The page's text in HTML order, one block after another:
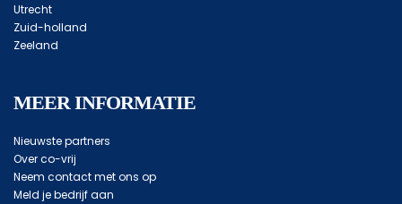
Utrecht
Zuid-holland
Zeeland
MEER INFORMATIE
Nieuwste partners
Over co-vrij
Neem contact met ons op
Meld je bedrijf aan